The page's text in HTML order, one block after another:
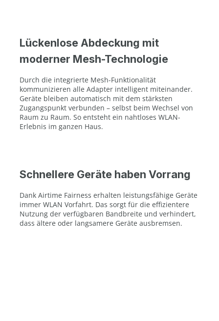
Lückenlose Abdeckung mit
moderner Mesh-Technologie
Durch die integrierte Mesh-Funktionalität
kommunizieren alle Adapter intelligent miteinander.
Geräte bleiben automatisch mit dem stärksten
Zugangspunkt verbunden – selbst beim Wechsel von
Raum zu Raum. So entsteht ein nahtloses WLAN-
Erlebnis im ganzen Haus.
Schnellere Geräte haben Vorrang
Dank Airtime Fairness erhalten leistungsfähige Geräte
immer WLAN Vorfahrt. Das sorgt für die effizientere
Nutzung der verfügbaren Bandbreite und verhindert,
dass ältere oder langsamere Geräte ausbremsen.